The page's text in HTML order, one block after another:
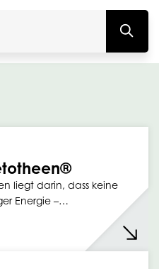
liegt darin, dass keine
Energie –…